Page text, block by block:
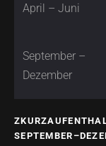
April – Juni
September –
Dezember